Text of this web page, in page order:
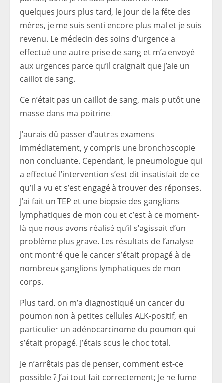
quelques jours plus tard, le jour de la fête des
mères, je me suis senti encore plus mal et je suis
revenu. Le médecin des soins d’urgence a
effectué une autre prise de sang et m’a envoyé
aux urgences parce qu’il craignait que j’aie un
caillot de sang.
Ce n’était pas un caillot de sang, mais plutôt une
masse dans ma poitrine.
J’aurais dû passer d’autres examens
immédiatement, y compris une bronchoscopie
non concluante. Cependant, le pneumologue qui
a effectué l’intervention s’est dit insatisfait de ce
qu’il a vu et s’est engagé à trouver des réponses.
J’ai fait un TEP et une biopsie des ganglions
lymphatiques de mon cou et c’est à ce moment-
là que nous avons réalisé qu’il s’agissait d’un
problème plus grave. Les résultats de l’analyse
ont montré que le cancer s’était propagé à de
nombreux ganglions lymphatiques de mon
corps.
Plus tard, on m’a diagnostiqué un cancer du
poumon non à petites cellules ALK-positif, en
particulier un adénocarcinome du poumon qui
s’était propagé. J’étais sous le choc total.
Je n’arrêtais pas de penser, comment est-ce
possible ? J’ai tout fait correctement; Je ne fume